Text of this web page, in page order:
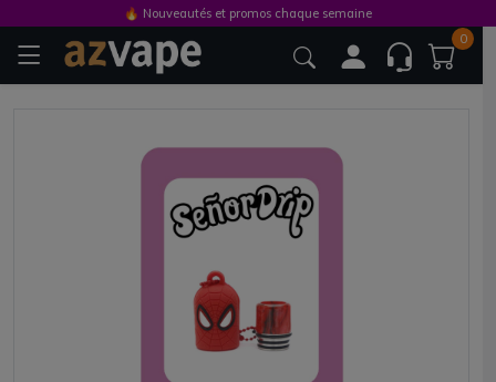
0
🔥 Nouveautés et promos chaque semaine